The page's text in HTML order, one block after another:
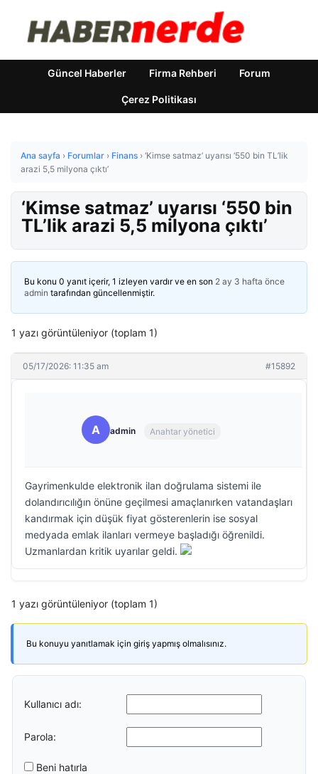
Güncel Haberler Firma Rehberi Forum
Çerez Politikası
Ana sayfa › Forumlar › Finans › ‘Kimse satmaz’ uyarısı ‘550 bin TL’lik
arazi 5,5 milyona çıktı’
‘Kimse satmaz’ uyarısı ‘550 bin
TL’lik arazi 5,5 milyona çıktı’
Bu konu 0 yanıt içerir, 1 izleyen vardır ve en son 2 ay 3 hafta önce
admin tarafından güncellenmiştir.
1 yazı görüntüleniyor (toplam 1)
05/17/2026: 11:35 am #15892
A admin Anahtar yönetici
Gayrimenkulde elektronik ilan doğrulama sistemi ile
dolandırıcılığın önüne geçilmesi amaçlanırken vatandaşları
kandırmak için düşük fiyat gösterenlerin ise sosyal
medyada emlak ilanları vermeye başladığı öğrenildi.
Uzmanlardan kritik uyarılar geldi.
1 yazı görüntüleniyor (toplam 1)
Bu konuyu yanıtlamak için giriş yapmış olmalısınız.
Kullanıcı adı:
Parola:
Beni hatırla